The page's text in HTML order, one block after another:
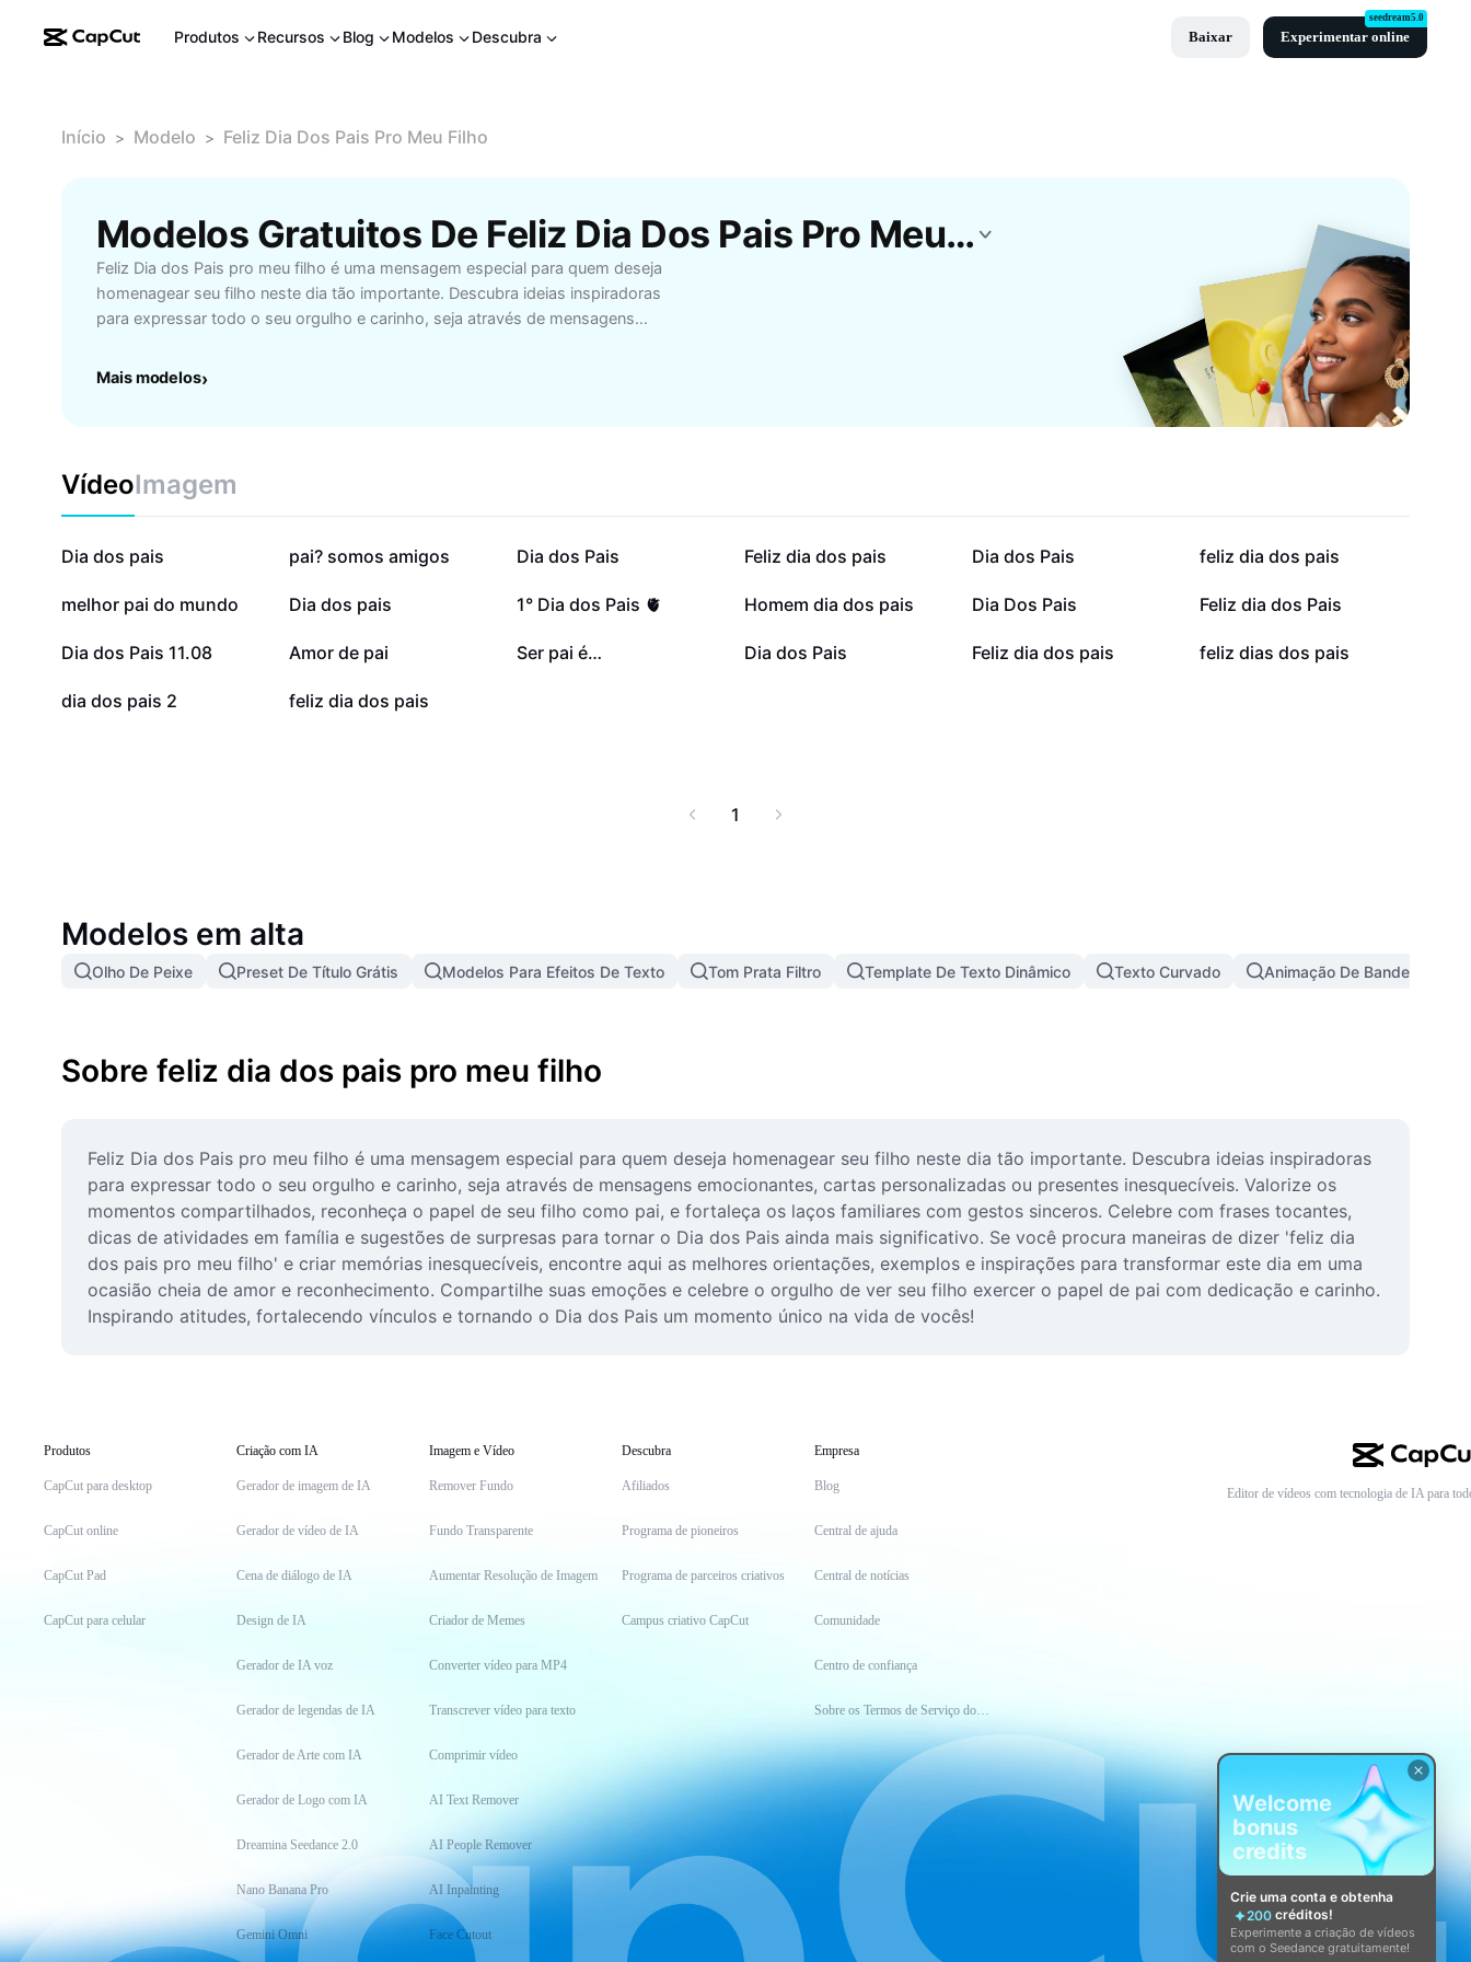
Produtos Recursos Blog Modelos Descubra Baixar Experimentar online
seedream5.0
Início > Modelo > Feliz Dia Dos Pais Pro Meu Filho
Modelos Gratuitos De Feliz Dia Dos Pais Pro Meu Filho Da CapCut
Feliz Dia dos Pais pro meu filho é uma mensagem especial para quem deseja
homenagear seu filho neste dia tão importante. Descubra ideias inspiradoras
para expressar todo o seu orgulho e carinho, seja através de mensagens
momentos compartilhados, reconheça o papel de seu filho como pai, e
dizer 'feliz dia dos pais pro meu filho' e criar memórias inesquecíveis,
encontre aqui as melhores orientações, exemplos e inspirações para
transformar este dia em uma ocasião cheia de amor e reconhecimento.
Compartilhe suas emoções e celebre o orgulho de ver seu filho exercer o
papel de pai com dedicação e carinho. Inspirando atitudes, fortalecendo
vínculos e tornando o Dia dos Pais um momento único na vida de vocês!
Mais modelos›
VídeoImagem
101,5 mil
Dia dos pais 65 mil
pai? somos amigos 53,7 mil
Dia dos Pais 31,6 mil
Feliz dia dos pais 14,1 mil
Dia dos Pais 12 mil
feliz dia dos pais
10,1 mil
melhor pai do mundo 8,9 mil
Dia dos pais 7 mil
1° Dia dos Pais 🫀 6,7 mil
Homem dia dos pais 6,3 mil
Dia Dos Pais 6,3 mil
Feliz dia dos Pais
3 mil
Dia dos Pais 11.08 2 mil
Amor de pai 1,8 mil
Ser pai é… 1,7 mil
Dia dos Pais 684
Feliz dia dos pais 633
feliz dias dos pais
473
dia dos pais 2 3
feliz dia dos pais
1
Modelos em alta
Olho De Peixe Preset De Título Grátis Modelos Para Efeitos De Texto Tom Prata Filtro Template De Texto Dinâmico Texto Curvado Animação De Bandeira
Sobre feliz dia dos pais pro meu filho
Feliz Dia dos Pais pro meu filho é uma mensagem especial para quem deseja homenagear seu filho neste dia tão importante. Descubra ideias inspiradoras
para expressar todo o seu orgulho e carinho, seja através de mensagens emocionantes, cartas personalizadas ou presentes inesquecíveis. Valorize os
momentos compartilhados, reconheça o papel de seu filho como pai, e fortaleça os laços familiares com gestos sinceros. Celebre com frases tocantes,
dicas de atividades em família e sugestões de surpresas para tornar o Dia dos Pais ainda mais significativo. Se você procura maneiras de dizer 'feliz dia
dos pais pro meu filho' e criar memórias inesquecíveis, encontre aqui as melhores orientações, exemplos e inspirações para transformar este dia em uma
ocasião cheia de amor e reconhecimento. Compartilhe suas emoções e celebre o orgulho de ver seu filho exercer o papel de pai com dedicação e carinho.
Inspirando atitudes, fortalecendo vínculos e tornando o Dia dos Pais um momento único na vida de vocês!
Produtos
CapCut para desktop
CapCut online
CapCut Pad
CapCut para celular
Criação com IA
Gerador de imagem de IA
Gerador de vídeo de IA
Cena de diálogo de IA
Design de IA
Gerador de IA voz
Gerador de legendas de IA
Gerador de Arte com IA
Gerador de Logo com IA
Dreamina Seedance 2.0
Nano Banana Pro
Gemini Omni
Imagem e Vídeo
Remover Fundo
Fundo Transparente
Aumentar Resolução de Imagem
Criador de Memes
Converter vídeo para MP4
Transcrever vídeo para texto
Comprimir vídeo
AI Text Remover
AI People Remover
AI Inpainting
Face Cutout
Descubra
Afiliados
Programa de pioneiros
Programa de parceiros criativos
Campus criativo CapCut
Empresa
Blog
Central de ajuda
Central de notícias
Comunidade
Centro de confiança
Sobre os Termos de Serviço do CapCut
Editor de vídeos com tecnologia de IA para
Welcome
bonus
credits
Crie uma conta e obtenha
200 créditos!
Experimente a criação de vídeos
com o Seedance gratuitamente!